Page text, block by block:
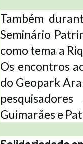
Também
Seminário
como tema a
Os encontros
do Geopark
Guimarães e